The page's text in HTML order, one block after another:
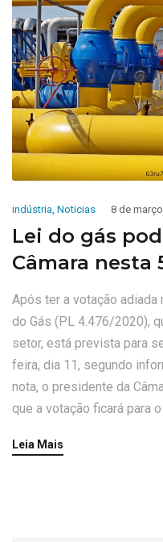
indústria, Noticias 8 de
Lei do gás
Câmara nesta
Após ter a votação adiada
do Gás (PL 4.476/2020),
setor, está prevista para
feira, dia 11, segundo
nota, o presidente da
que a votação ficará para o
Leia Mais